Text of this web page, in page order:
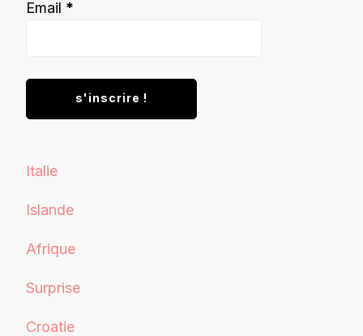
Email *
Italie
Islande
Afrique
Surprise
Croatie